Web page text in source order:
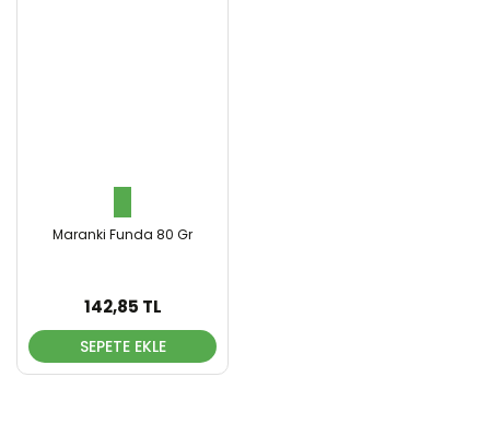
Maranki Funda 80 Gr
142,85 TL
SEPETE EKLE